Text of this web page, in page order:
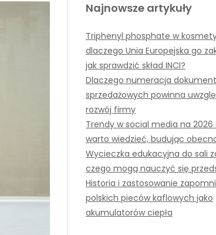
Najnowsze artykuły
Triphenyl phosphate w
dlaczego Unia Europejska go
jak sprawdzić skład INCI?
Dlaczego numeracja
sprzedażowych powinna
rozwój firmy
Trendy w social media na 2026
warto wiedzieć, budując
Wycieczka edukacyjna do sali
czego mogą nauczyć się
Historia i zastosowanie
polskich pieców kaflowych jako
akumulatorów ciepła